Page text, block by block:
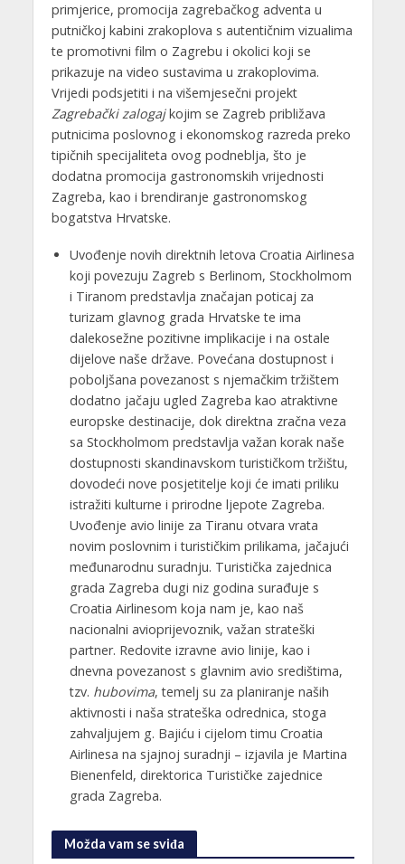
primjerice, promocija zagrebačkog adventa u
putničkoj kabini zrakoplova s autentičnim vizualima
te promotivni film o Zagrebu i okolici koji se
prikazuje na video sustavima u zrakoplovima.
Vrijedi podsjetiti i na višemjesečni projekt
Zagrebački zalogajkojim se Zagreb približava
putnicima poslovnog i ekonomskog razreda preko
tipičnih specijaliteta ovog podneblja, što je
dodatna promocija gastronomskih vrijednosti
Zagreba, kao i brendiranje gastronomskog
bogatstva Hrvatske.
Uvođenje novih direktnih letova Croatia Airlinesa
koji povezuju Zagreb s Berlinom, Stockholmom
i Tiranom predstavlja značajan poticaj za
turizam glavnog grada Hrvatske te ima
dalekosežne pozitivne implikacije i na ostale
dijelove naše države. Povećana dostupnost i
poboljšana povezanost s njemačkim tržištem
dodatno jačaju ugled Zagreba kao atraktivne
europske destinacije, dok direktna zračna veza
sa Stockholmom predstavlja važan korak naše
dostupnosti skandinavskom turističkom tržištu,
dovodeći nove posjetitelje koji će imati priliku
istražiti kulturne i prirodne ljepote Zagreba.
Uvođenje avio linije za Tiranu otvara vrata
novim poslovnim i turističkim prilikama, jačajući
međunarodnu suradnju. Turistička zajednica
grada Zagreba dugi niz godina surađuje s
Croatia Airlinesom koja nam je, kao naš
nacionalni avioprijevoznik, važan strateški
partner. Redovite izravne avio linije, kao i
dnevna povezanost s glavnim avio središtima,
tzv. hubovima, temelj su za planiranje naših
aktivnosti i naša strateška odrednica, stoga
zahvaljujem g. Bajiću i cijelom timu Croatia
Airlinesa na sjajnoj suradnji – izjavila je Martina
Bienenfeld, direktorica Turističke zajednice
grada Zagreba.
Možda vam se sviđa